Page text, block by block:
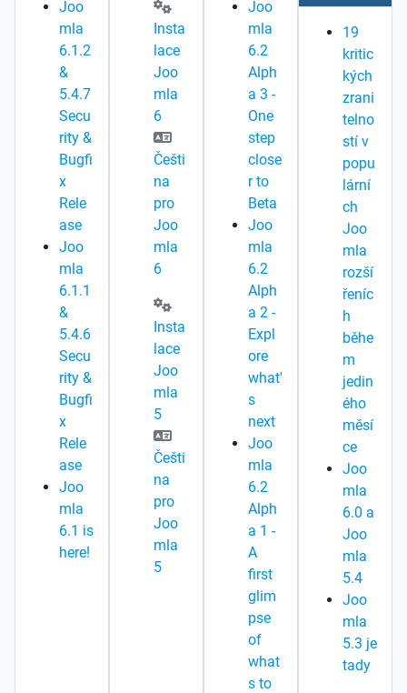
Joo
mla
6.1.2
&
5.4.7
Secu
rity &
Bugfi
x
Rele
ase
Joo
mla
6.1.1
&
5.4.6
Secu
rity &
Bugfi
x
Rele
ase
Joo
mla
6.1 is
here!
Insta
lace
Joo
mla
6
Češti
na
pro
Joo
mla
6
Insta
lace
Joo
mla
5
Češti
na
pro
Joo
mla
5
Joo
mla
6.2
Alph
a 3 -
One
step
close
r to
Beta
Joo
mla
6.2
Alph
a 2 -
Expl
ore
what'
s
next
Joo
mla
6.2
Alph
a 1 -
A
first
glim
pse
of
what
s to
19
kritic
kých
zrani
telno
stí v
popu
lární
ch
Joo
mla
rozší
řeníc
h
běhe
m
jedin
ého
měsí
ce
Joo
mla
6.0 a
Joo
mla
5.4
Joo
mla
5.3 je
tady